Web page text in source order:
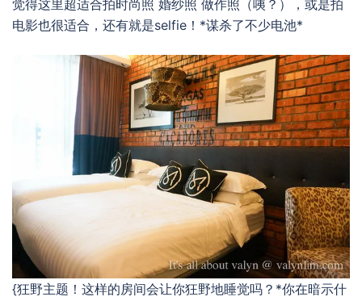
觉得这里超适合拍时尚照 婚纱照 做作照（咦？），或是拍
电影也很适合，还有就是selfie！*谋杀了不少电池*
{狂野主题！这样的房间会让你狂野地睡觉吗？*你在暗示什